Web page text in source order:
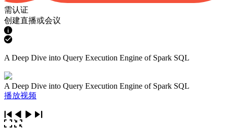
需认证
创建直播或会议
A Deep Dive into Query Execution Engine of Spark SQL
A Deep Dive into Query Execution Engine of Spark SQL
播放视频